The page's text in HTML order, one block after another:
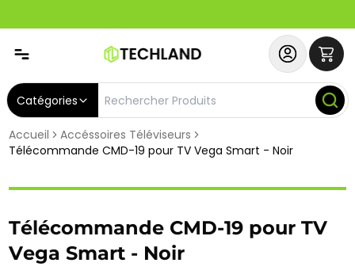
Catégories
Accueil
Accéssoires Téléviseurs
Télécommande CMD-19 pour TV Vega Smart - Noir
Télécommande CMD-19 pour TV
Vega Smart - Noir